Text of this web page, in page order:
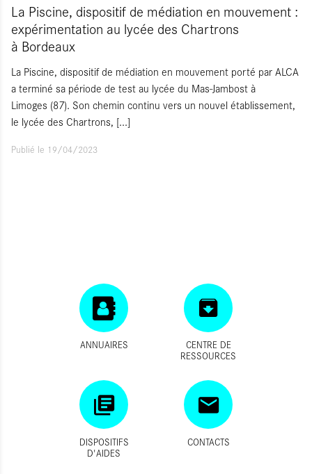
La Piscine, dispositif de médiation en mouvement :
expérimentation au lycée des Chartrons
à Bordeaux
La Piscine, dispositif de médiation en mouvement porté par ALCA
a terminé sa période de test au lycée du Mas-Jambost à
Limoges (87). Son chemin continu vers un nouvel établissement,
le lycée des Chartrons, [...]
Publié le 19/04/2023
ANNUAIRES
CENTRE DE
RESSOURCES
DISPOSITIFS
D'AIDES
CONTACTS